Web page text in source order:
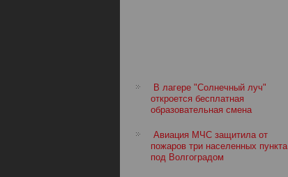
В лагере "Солнечный луч"
откроется бесплатная
образовательная смена
Авиация МЧС защитила от
пожаров три населенных пункта
под Волгоградом